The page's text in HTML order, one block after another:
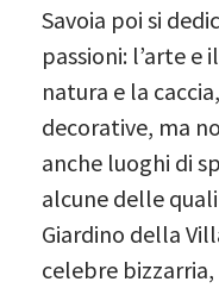
Savoia poi si
passioni: l’arte
natura e la
decorative, ma
anche luoghi di
alcune delle
Giardino della
celebre